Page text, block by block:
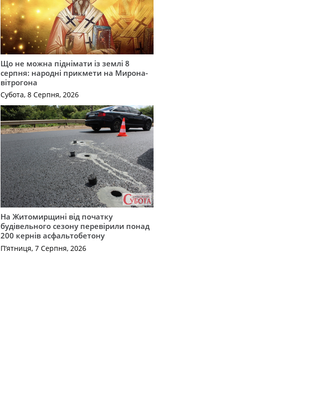
Що не можна піднімати із землі 8
серпня: народні прикмети на Мирона-
вітрогона
Субота, 8 Серпня, 2026
На Житомирщині від початку
будівельного сезону перевірили понад
200 кернів асфальтобетону
П’ятниця, 7 Серпня, 2026